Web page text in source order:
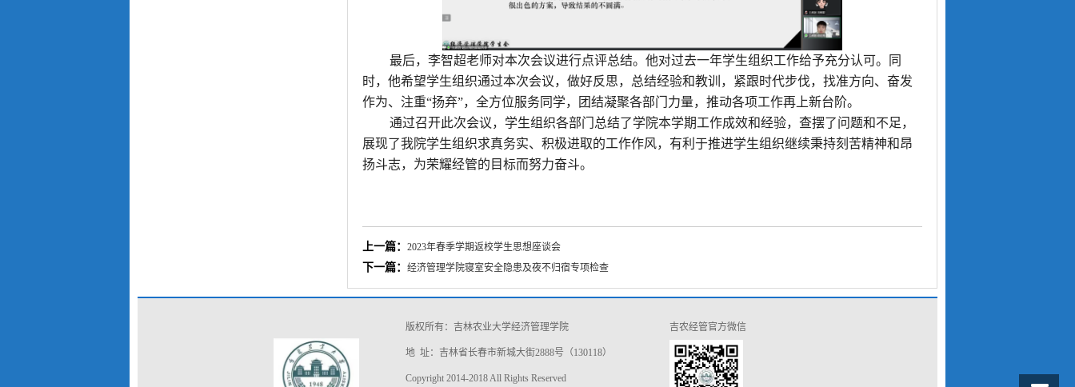
最后，李智超老师对本次会议进行点评总结。他对过去一年学生组织工作给予充分认可。同
时，他希望学生组织通过本次会议，做好反思，总结经验和教训，紧跟时代步伐，找准方向、奋发
作为、注重“扬弃”，全方位服务同学，团结凝聚各部门力量，推动各项工作再上新台阶。
通过召开此次会议，学生组织各部门总结了学院本学期工作成效和经验，查摆了问题和不足，
展现了我院学生组织求真务实、积极进取的工作作风，有利于推进学生组织继续秉持刻苦精神和昂
扬斗志，为荣耀经管的目标而努力奋斗。
上一篇： 2023年春季学期返校学生思想座谈会
下一篇： 经济管理学院寝室安全隐患及夜不归宿专项检查
版权所有：吉林农业大学经济管理学院
地 址：吉林省长春市新城大街2888号（130118）
Copyright 2014-2018 All Rights Reserved
吉农经管官方微信